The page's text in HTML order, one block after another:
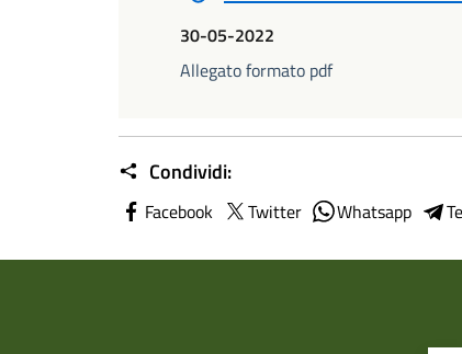
30-05-2022
Allegato formato pdf
Condividi:
Facebook Twitter Whatsapp